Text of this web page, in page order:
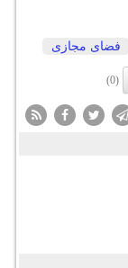
فضای مجازی
(0)